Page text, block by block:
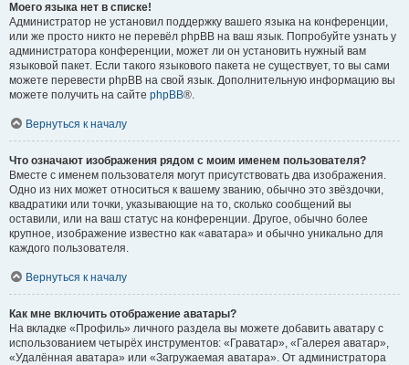
Моего языка нет в списке!
Администратор не установил поддержку вашего языка на конференции,
или же просто никто не перевёл phpBB на ваш язык. Попробуйте узнать у
администратора конференции, может ли он установить нужный вам
языковой пакет. Если такого языкового пакета не существует, то вы сами
можете перевести phpBB на свой язык. Дополнительную информацию вы
можете получить на сайте phpBB®.
Вернуться к началу
Что означают изображения рядом с моим именем пользователя?
Вместе с именем пользователя могут присутствовать два изображения.
Одно из них может относиться к вашему званию, обычно это звёздочки,
квадратики или точки, указывающие на то, сколько сообщений вы
оставили, или на ваш статус на конференции. Другое, обычно более
крупное, изображение известно как «аватара» и обычно уникально для
каждого пользователя.
Вернуться к началу
Как мне включить отображение аватары?
На вкладке «Профиль» личного раздела вы можете добавить аватару с
использованием четырёх инструментов: «Граватар», «Галерея аватар»,
«Удалённая аватара» или «Загружаемая аватара». От администратора